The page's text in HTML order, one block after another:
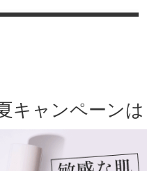
キャンペーン